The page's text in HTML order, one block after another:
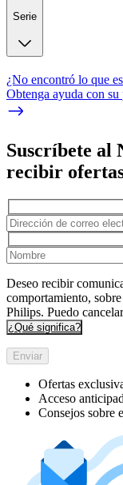
Serie
¿No encontró lo que
Obtenga ayuda con
Suscríbete al
recibir
Deseo recibir
comportamiento,
Philips. Puedo
¿Qué significa?
Enviar
Ofertas
Acceso
Consejos sobre